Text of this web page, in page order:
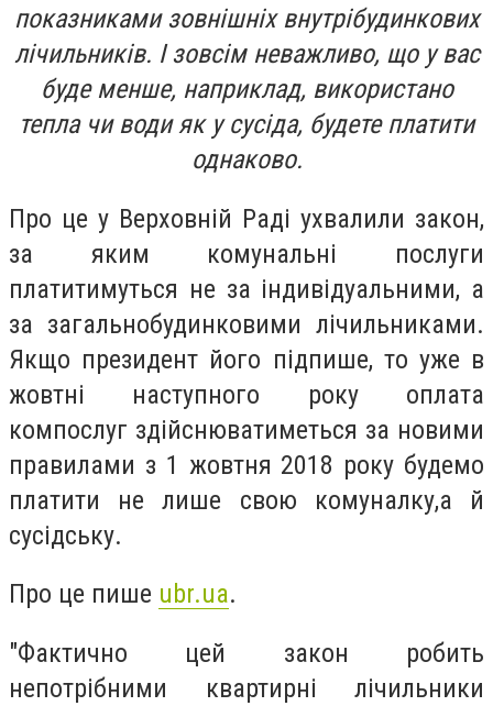
показниками зовнішніх внутрібудинкових
лічильників. І зовсім неважливо, що у вас
буде менше, наприклад, використано
тепла чи води як у сусіда, будете платити
однаково.
Про це у Верховній Раді ухвалили закон,
за яким комунальні послуги
платитимуться не за індивідуальними, а
за загальнобудинковими лічильниками.
Якщо президент його підпише, то уже в
жовтні наступного року оплата
компослуг здійснюватиметься за новими
правилами з 1 жовтня 2018 року будемо
платити не лише свою комуналку,а й
сусідську.
Про це пише ubr.ua.
"Фактично цей закон робить
непотрібними квартирні лічильники